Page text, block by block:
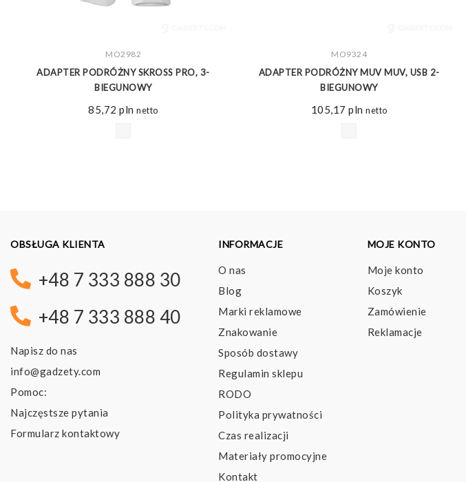
ZOBACZ WIĘCEJ
MO2982
ADAPTER PODRÓŻNY SKROSS PRO, 3-
BIEGUNOWY
85,72pln netto
ZOBACZ WIĘCEJ
MO9324
ADAPTER PODRÓŻNY MUV MUV, USB 2-
BIEGUNOWY
105,17 pln netto
OBSŁUGA KLIENTA
+48 7 333 888 30
+48 7 333 888 40
Napisz do nas
info@gadzety.com
Pomoc:
Najczęstsze pytania
Formularz kontaktowy
INFORMACJE
O nas
Blog
Marki reklamowe
Znakowanie
Sposób dostawy
Regulamin sklepu
RODO
Polityka prywatności
Czas realizacji
Materiały promocyjne
Kontakt
MOJE KONTO
Moje konto
Koszyk
Zamówienie
Reklamacje